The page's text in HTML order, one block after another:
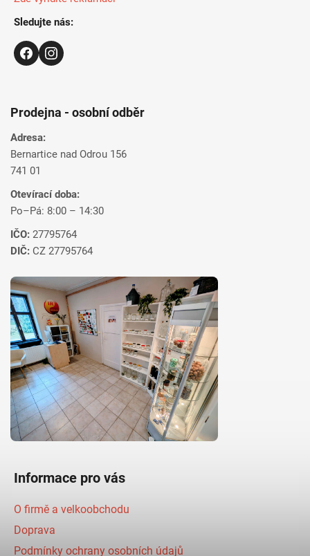
Sledujte nás:
Prodejna - osobní odběr
Adresa:
Bernartice nad Odrou 156
741 01
Otevírací doba:
Po–Pá: 8:00 – 14:30
IČO: 27795764
DIČ: CZ 27795764
Informace pro vás
O firmě a velkoobchodu
Doprava
Podmínky ochrany osobních údajů